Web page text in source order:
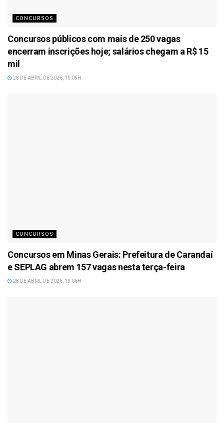
CONCURSOS
Concursos públicos com mais de 250 vagas
encerram inscrições hoje; salários chegam a R$ 15
mil
28 DE ABRIL DE 2026, 15:05H
CONCURSOS
Concursos em Minas Gerais: Prefeitura de Carandaí
e SEPLAG abrem 157 vagas nesta terça-feira
28 DE ABRIL DE 2026, 13:06H